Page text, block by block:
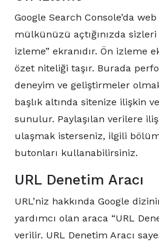
Google Search Console’da
mülkünüzü açtığınızda sizleri
izleme” ekranıdır. Ön izleme
özet niteliği taşır. Burada
deneyim ve geliştirmeler
başlık altında sitenize ilişkin
sunulur. Paylaşılan verilere
ulaşmak isterseniz, ilgili
butonları kullanabilirsiniz.
URL Denetim Aracı
URL’niz hakkında Google
yardımcı olan araca “URL
verilir. URL Denetim Aracı